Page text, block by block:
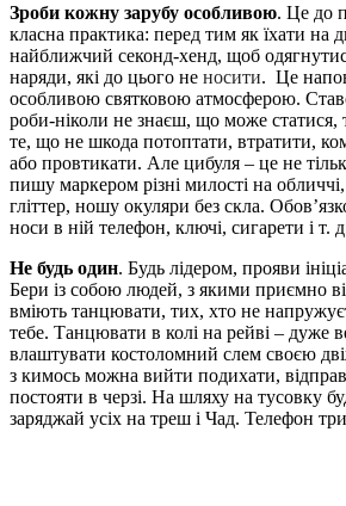
Зроби кожну зарубу особливою. Це до
класна практика: перед тим як їхати на
найближчий секонд-хенд, щоб
наряди, які до цього не носити. Це
особливою святковою атмосферою.
роби-ніколи не знаєш, що може
те, що не шкода потоптати, втратити,
або провтикати. Але цибуля – це не
пишу маркером різні милості на
гліттер, ношу окуляри без скла.
носи в ній телефон, ключі, сигарети і т.
Не будь один. Будь лідером, прояви
Бери із собою людей, з якими приємно
вміють танцювати, тих, хто не
тебе. Танцювати в колі на рейві – дуже
влаштувати костоломний слем своєю
з кимось можна вийти подихати,
постояти в черзі. На шляху на тусовку
заряджай усіх на треш і Чад. Телефон